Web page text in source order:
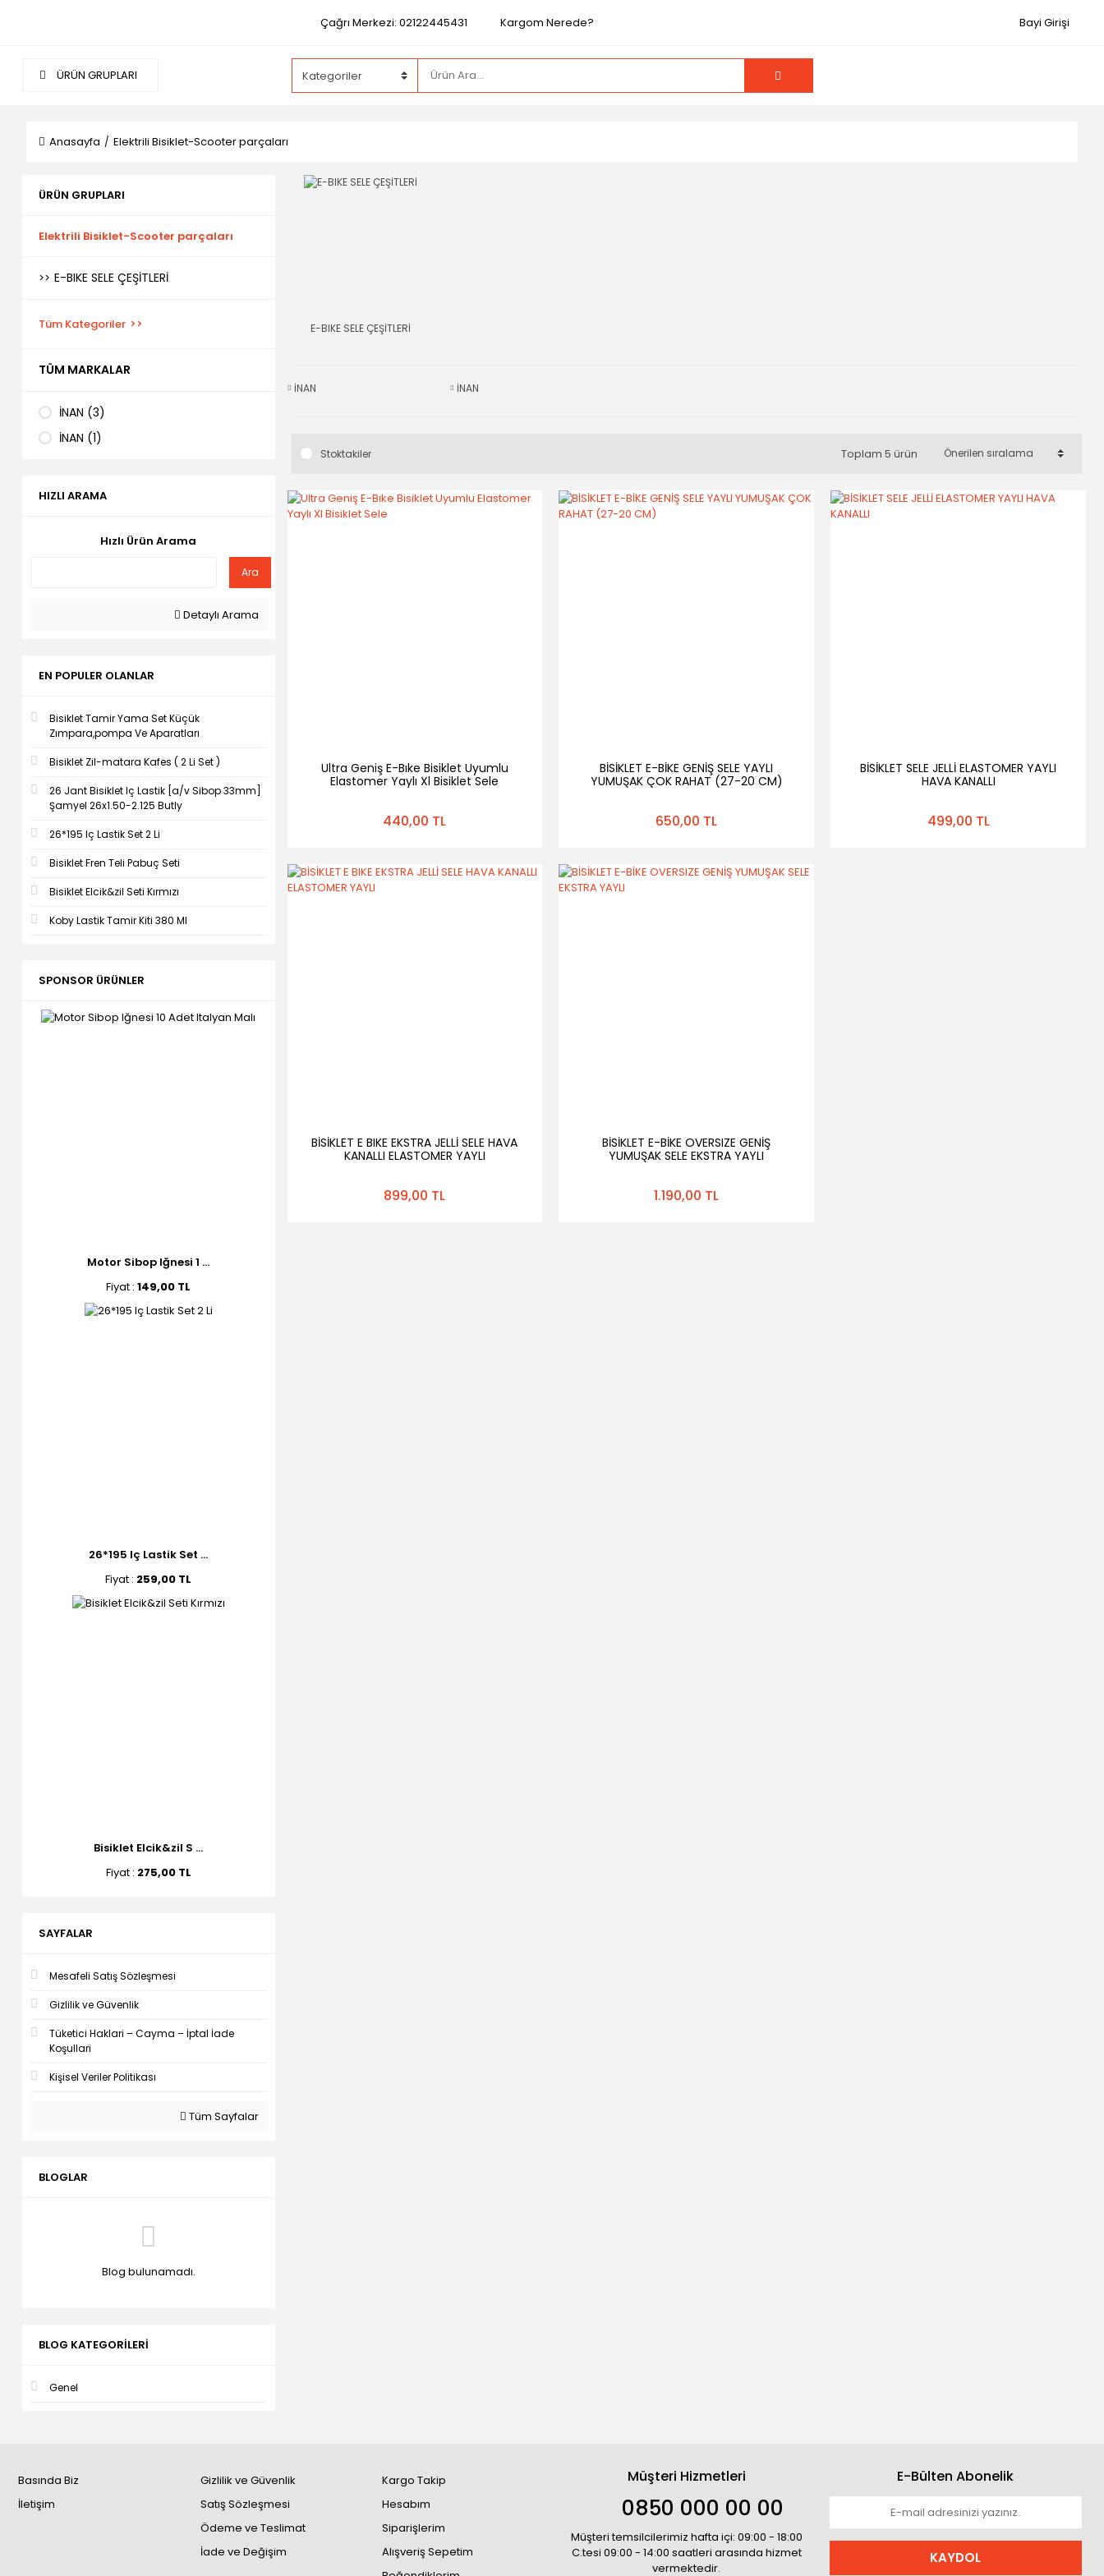
Çağrı Merkezi: 02122445431 Kargom Nerede? Bayi Girişi
ÜRÜN GRUPLARI
Anasayfa Elektrili Bisiklet-Scooter parçaları
ÜRÜN GRUPLARI
Elektrili Bisiklet-Scooter parçaları
E-BIKE SELE ÇEŞİTLERİ
Tüm Kategoriler
TÜM MARKALAR
İNAN (3)
İNAN (1)
HIZLI ARAMA
Hızlı Ürün Arama
Ara
Detaylı Arama
EN POPULER OLANLAR
Bisiklet Tamir Yama Set Küçük
Zımpara,pompa Ve Aparatları
Bisiklet Zil-matara Kafes ( 2 Li Set )
26 Jant Bisiklet Iç Lastik [a/v Sibop 33mm]
Şamyel 26x1.50-2.125 Butly
26*195 Iç Lastik Set 2 Li
Bisiklet Fren Teli Pabuç Seti
Bisiklet Elcik&zil Seti Kırmızı
Koby Lastik Tamir Kiti 380 Ml
SPONSOR ÜRÜNLER
Motor Sibop Iğnesi 1 ...
Fiyat :149,00 TL
26*195 Iç Lastik Set ...
Fiyat : 259,00 TL
Bisiklet Elcik&zil S ...
Fiyat : 275,00 TL
SAYFALAR
Mesafeli Satış Sözleşmesi
Gizlilik ve Güvenlik
Tüketici Haklari – Cayma – İptal İade
Koşullari
Kişisel Veriler Politikası
Tüm Sayfalar
BLOGLAR
Blog bulunamadı.
BLOG KATEGORILERI
Genel
E-BIKE SELE ÇEŞİTLERİ
İNAN İNAN
Stoktakiler Toplam 5 ürün
Ultra Geniş E-Bıke Bisiklet Uyumlu
Elastomer Yaylı Xl Bisiklet Sele
440,00 TL
BİSİKLET E-BİKE GENİŞ SELE YAYLI
YUMUŞAK ÇOK RAHAT (27-20 CM)
650,00 TL
BİSİKLET SELE JELLİ ELASTOMER YAYLI
HAVA KANALLI
499,00 TL
BİSİKLET E BIKE EKSTRA JELLİ SELE HAVA
KANALLI ELASTOMER YAYLI
899,00 TL
BİSİKLET E-BİKE OVERSIZE GENİŞ
YUMUŞAK SELE EKSTRA YAYLI
1.190,00 TL
Basında Biz
İletişim
Gizlilik ve Güvenlik
Satış Sözleşmesi
Ödeme ve Teslimat
İade ve Değişim
Kargo Takip
Hesabım
Siparişlerim
Alışveriş Sepetim
Müşteri Hizmetleri
0850 000 00 00
Müşteri temsilcilerimiz hafta içi: 09:00 - 18:00
C.tesi 09:00 - 14:00 saatleri arasında hizmet
vermektedir.
E-Bülten Abonelik
KAYDOL